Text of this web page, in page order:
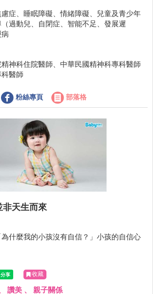
症、睡眠障礙、情緒障礙、兒童及青少年
過動兒、自閉症、智能不足、發展遲
神科住院醫師、中華民國精神科專科醫師
醫師
粉絲專頁 部落格
非天生而來
什麼我的小孩沒有自信？」小孩的自信心
收藏
讚美 、 親子關係